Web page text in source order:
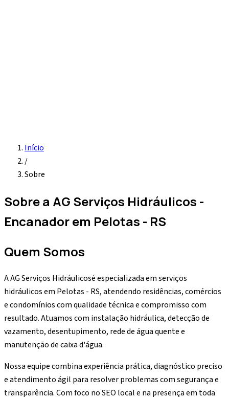
Início
/
Sobre
Sobre a AG Serviços Hidráulicos -
Encanador em Pelotas - RS
Quem Somos
AAG Serviços Hidráulicosé especializada em serviços
hidráulicos em Pelotas - RS, atendendo residências, comércios
e condomínios com qualidade técnica e compromisso com
resultado. Atuamos com instalação hidráulica, detecção de
vazamento, desentupimento, rede de água quente e
manutenção de caixa d'água.
Nossa equipe combina experiência prática, diagnóstico preciso
e atendimento ágil para resolver problemas com segurança e
transparência. Com foco no SEO local e na presença em toda